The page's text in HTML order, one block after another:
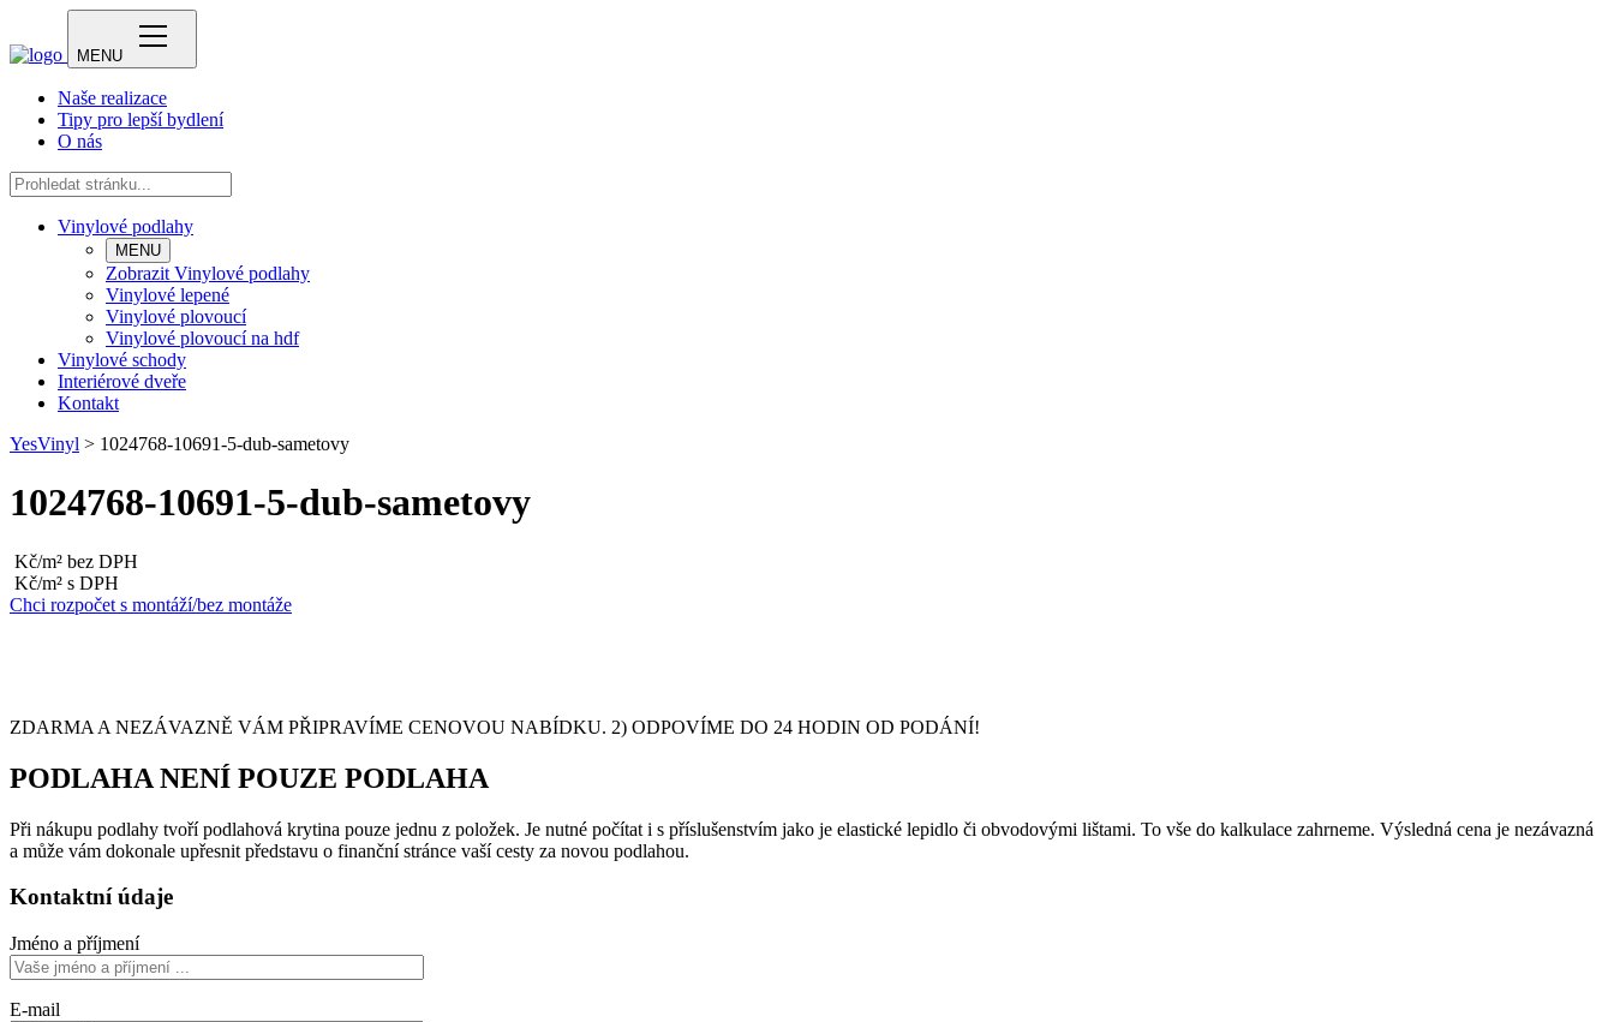
MENU
Naše realizace
Tipy pro lepší bydlení
O nás
Vinylové podlahy
MENU
Zobrazit Vinylové podlahy
Vinylové lepené
Vinylové plovoucí
Vinylové plovoucí na hdf
Vinylové schody
Interiérové dveře
Kontakt
YesVinyl > 1024768-10691-5-dub-sametovy
1024768-10691-5-dub-sametovy
Kč/m² bez DPH
Kč/m² s DPH
Chci rozpočet s montáží/bez montáže
ZDARMA A NEZÁVAZNĚ VÁM PŘIPRAVÍME CENOVOU NABÍDKU. 2) ODPOVÍME DO 24 HODIN OD PODÁNÍ!
PODLAHA NENÍ POUZE PODLAHA
Při nákupu podlahy tvoří podlahová krytina pouze jednu z položek. Je nutné počítat i s příslušenstvím jako je elastické lepidlo či obvodovými lištami. To vše do kalkulace zahrneme. Výsledná cena je nezávazná
a může vám dokonale upřesnit představu o finanční stránce vaší cesty za novou podlahou.
Kontaktní údaje
Jméno a příjmení
E-mail